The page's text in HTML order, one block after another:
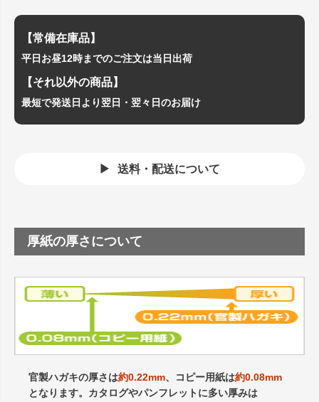
【常備在庫品】
平日お昼12時までのご注文は当日出荷
【それ以外の商品】
最短で発送日より翌日・翌々日のお届け
送料・配送について
厚紙の厚さについて
官製ハガキの厚さは約0.22mm、コピー用紙は約0.08mm
となります。カタログやパンフレットに多い厚みは